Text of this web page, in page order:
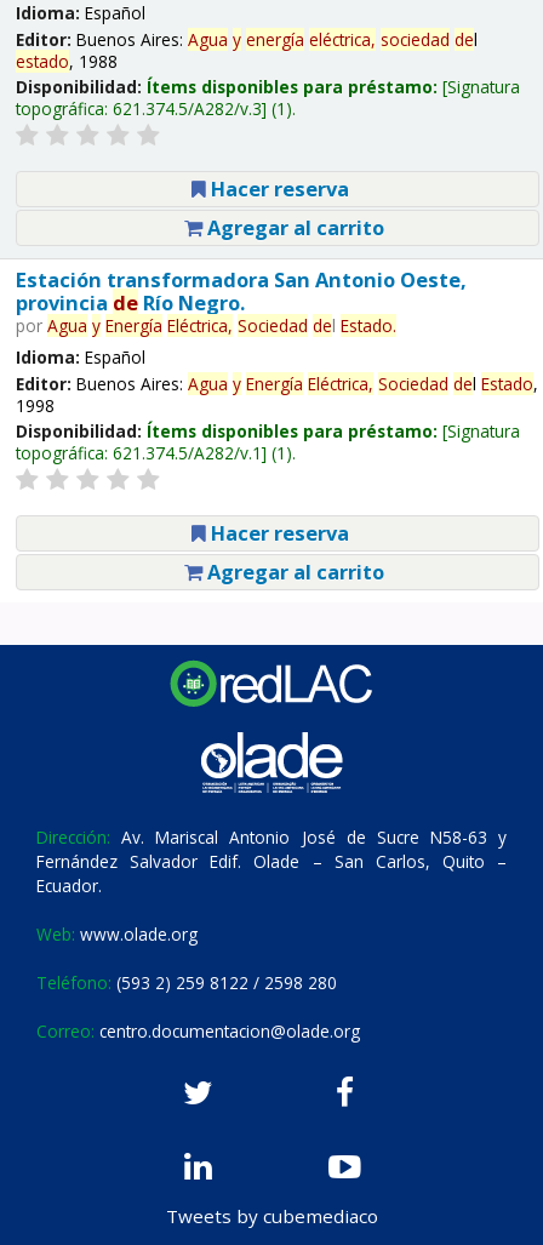
Idioma: Español
Editor: Buenos Aires: Agua y energía eléctrica, sociedad del
estado, 1988
Disponibilidad: Ítems disponibles para préstamo: Signatura
topográfica: 621.374.5/A282/v.3 (1).
Hacer reserva
Agregar al carrito
Estación transformadora San Antonio Oeste,
provincia deRío Negro.
por Agua y Energía Eléctrica, Sociedad del Estado.
Idioma: Español
Editor: Buenos Aires: Agua y Energía Eléctrica, Sociedad del Estado,
1998
Disponibilidad: Ítems disponibles para préstamo: Signatura
topográfica: 621.374.5/A282/v.1 (1).
Hacer reserva
Agregar al carrito
Dirección: Av. Mariscal Antonio José de Sucre N58-63 y
Fernández Salvador Edif. Olade – San Carlos, Quito –
Ecuador.
Web: www.olade.org
Teléfono: (593 2) 259 8122 / 2598 280
Correo: centro.documentacion@olade.org
Tweets by cubemediaco